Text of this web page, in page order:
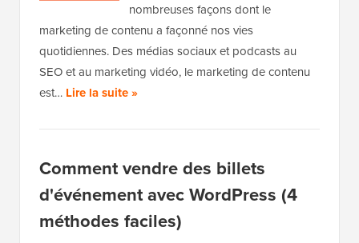
nombreuses façons dont le
marketing de contenu a façonné nos vies
quotidiennes. Des médias sociaux et podcasts au
SEO et au marketing vidéo, le marketing de contenu
est… Lire la suite »
Comment vendre des billets
d'événement avec WordPress (4
méthodes faciles)